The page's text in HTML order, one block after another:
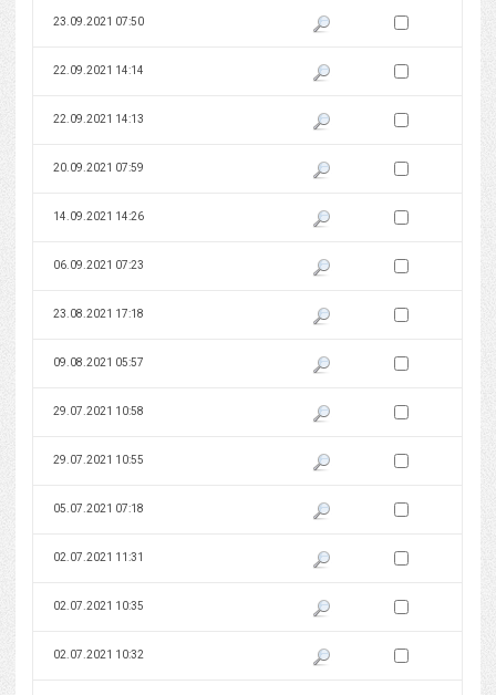
23.09.2021 07:50 Pokaż podgląd wersji z dnia
Zaznacz wersję do
22.09.2021 14:14 Pokaż podgląd wersji z dnia
Zaznacz wersję do
22.09.2021 14:13 Pokaż podgląd wersji z dnia
Zaznacz wersję do
20.09.2021 07:59 Pokaż podgląd wersji z dnia
Zaznacz wersję do
14.09.2021 14:26 Pokaż podgląd wersji z dnia
Zaznacz wersję do
06.09.2021 07:23 Pokaż podgląd wersji z dnia
Zaznacz wersję do
23.08.2021 17:18 Pokaż podgląd wersji z dnia
Zaznacz wersję do
09.08.2021 05:57 Pokaż podgląd wersji z dnia
Zaznacz wersję do
29.07.2021 10:58 Pokaż podgląd wersji z dnia
Zaznacz wersję do
29.07.2021 10:55 Pokaż podgląd wersji z dnia
Zaznacz wersję do
05.07.2021 07:18 Pokaż podgląd wersji z dnia
Zaznacz wersję do
02.07.2021 11:31 Pokaż podgląd wersji z dnia
Zaznacz wersję do
02.07.2021 10:35 Pokaż podgląd wersji z dnia
Zaznacz wersję do
02.07.2021 10:32 Pokaż podgląd wersji z dnia
Zaznacz wersję do